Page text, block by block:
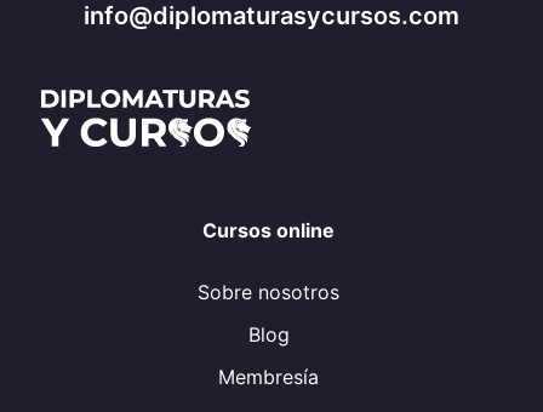
info@diplomaturasycursos.com
Cursos online
Sobre nosotros
Blog
Membresía